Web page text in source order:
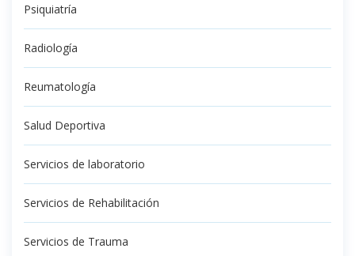
Psiquiatría
Radiología
Reumatología
Salud Deportiva
Servicios de laboratorio
Servicios de Rehabilitación
Servicios de Trauma